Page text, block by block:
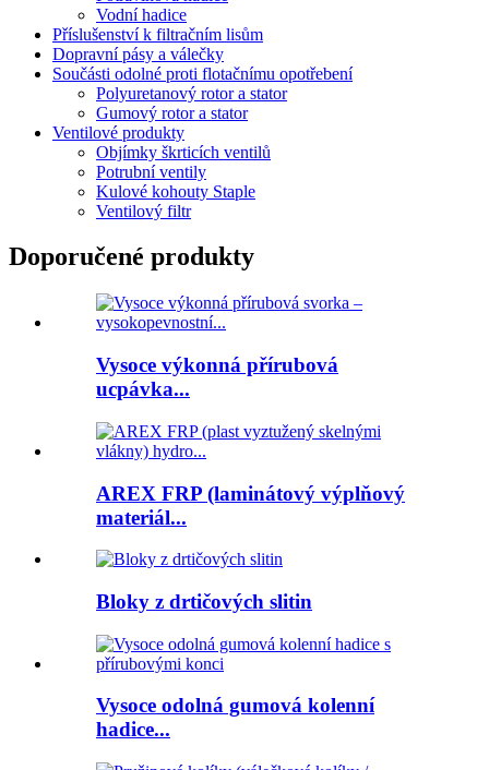
Vodní hadice
Příslušenství k filtračním lisům
Dopravní pásy a válečky
Součásti odolné proti flotačnímu opotřebení
Polyuretanový rotor a stator
Gumový rotor a stator
Ventilové produkty
Objímky škrticích ventilů
Potrubní ventily
Kulové kohouty Staple
Ventilový filtr
Doporučené produkty
Vysoce výkonná přírubová
ucpávka...
AREX FRP (laminátový výplňový
materiál...
Bloky z drtičových slitin
Vysoce odolná gumová kolenní
hadice...